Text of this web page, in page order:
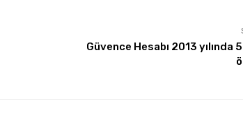
Güvence Hesabı 2013 yılında